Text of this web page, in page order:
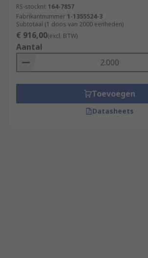
RS-stocknr. 164-7857
Fabrikantnummer 1-1355524-3
Subtotaal (1 doos van 2000 eenheden)
€ 916,00(excl. BTW)
Aantal
Toevoegen
Datasheets